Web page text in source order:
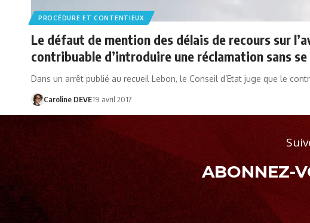
PROCÉDURE ET CONTENTIEUX
Le défaut de mention des délais de recours sur
contribuable d’introduire une réclamation sans
Dans un arrêt publié au recueil Lebon, le Conseil d’Etat juge que le
Caroline DEVE19 avril 2017
ABONNEZ-